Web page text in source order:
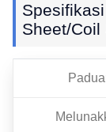
Sheet/Coil